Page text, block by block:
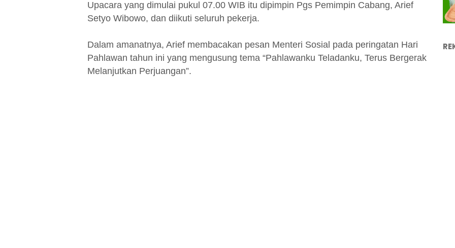
Upacara yang dimulai pukul 07.00 WIB itu dipimpin Pgs Pemimpin Cabang, Arief
Setyo Wibowo, dan diikuti seluruh pekerja.
Dalam amanatnya, Arief membacakan pesan Menteri Sosial pada peringatan Hari
Pahlawan tahun ini yang mengusung tema “Pahlawanku Teladanku, Terus Bergerak
Melanjutkan Perjuangan”.